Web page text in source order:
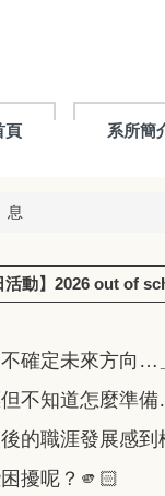
頁 系所簡
活動】2026 out of
確定未來方向…
不知道怎麼準備
的職涯發展感
擾呢？🫵🏻